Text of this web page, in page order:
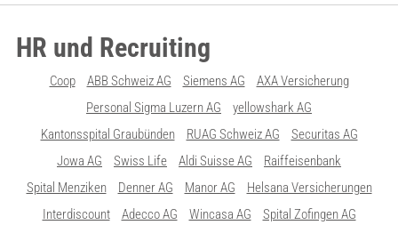
HR und Recruiting
Coop ABB Schweiz AG Siemens AG
AXA Versicherung
Personal Sigma Luzern AG
yellowshark AG
Kantonsspital Graubünden
RUAG Schweiz AG
Securitas AG
Jowa AG
Swiss Life Aldi Suisse AG
Raiffeisenbank
Spital Menziken
Denner AG Manor AG
Helsana Versicherungen
Interdiscount
Adecco AG Wincasa AG Spital Zofingen AG